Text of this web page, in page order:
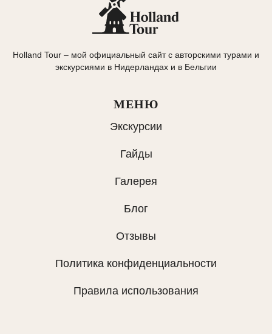
Holland Tour – мой официальный сайт с авторскими турами и
экскурсиями в Нидерландах и в Бельгии
МЕНЮ
Экскурсии
Гайды
Галерея
Блог
Отзывы
Политика конфиденциальности
Правила использования